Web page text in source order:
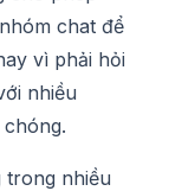
chat để
vì phải hỏi
nhiều
trong nhiều